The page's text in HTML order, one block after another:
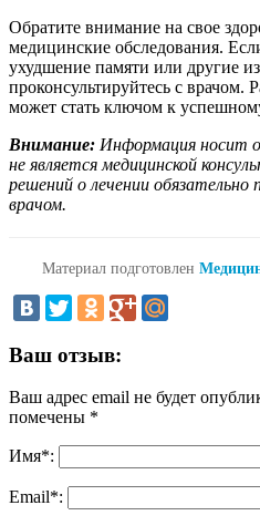
Обратите внимание на свое
медицинские обследования.
ухудшение памяти или другие
проконсультируйтесь с врачом.
может стать ключом к
Внимание: Информация носит
не является медицинской
решений о лечении обязательно
врачом.
Материал подготовлен
Ваш отзыв:
Ваш адрес email не будет
помечены *
Имя*:
Email*: